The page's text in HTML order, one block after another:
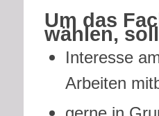
Um das
wählen,
Interesse
Arbeiten